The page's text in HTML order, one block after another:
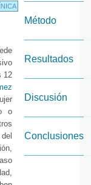
12
o
Método
Resultados
Discusión
Conclusiones